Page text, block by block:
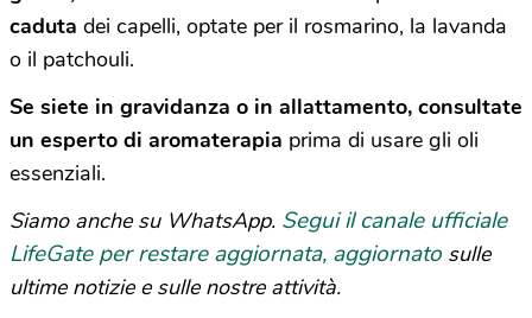
caduta dei capelli, optate per il rosmarino, la lavanda
o il patchouli.
Se siete in gravidanza o in allattamento, consultate
un esperto di aromaterapia prima di usare gli oli
essenziali.
Siamo anche su WhatsApp. Segui il canale ufficiale
LifeGate per restare aggiornata, aggiornato sulle
ultime notizie e sulle nostre attività.